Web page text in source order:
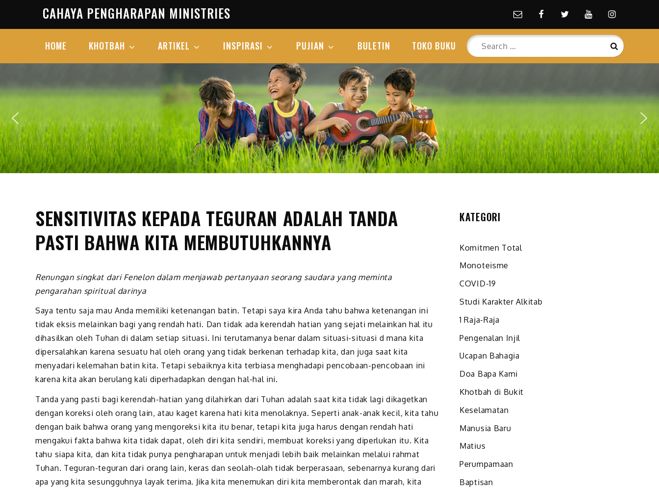
content
CAHAYA PENGHARAPAN MINISTRIES Email facebookTwitterYoutubeInstagram
HOME KHOTBAH ARTIKEL INSPIRASI PUJIAN BULETIN TOKO BUKU
Search
for:
Search
SENSITIVITAS KEPADA TEGURAN ADALAH TANDA
PASTI BAHWA KITA MEMBUTUHKANNYA
Renungan singkat dari Fenelon dalam menjawab pertanyaan seorang saudara yang meminta
pengarahan spiritual darinya
Saya tentu saja mau Anda memiliki ketenangan batin. Tetapi saya kira Anda tahu bahwa ketenangan ini
tidak eksis melainkan bagi yang rendah hati. Dan tidak ada kerendah hatian yang sejati melainkan hal itu
dihasilkan oleh Tuhan di dalam setiap situasi. Ini terutamanya benar dalam situasi-situasi d mana kita
dipersalahkan karena sesuatu hal oleh orang yang tidak berkenan terhadap kita, dan juga saat kita
menyadari kelemahan batin kita. Tetapi sebaiknya kita terbiasa menghadapi pencobaan-pencobaan ini
karena kita akan berulang kali diperhadapkan dengan hal-hal ini.
Tanda yang pasti bagi kerendah-hatian yang dilahirkan dari Tuhan adalah saat kita tidak lagi dikagetkan
dengan koreksi oleh orang lain, atau kaget karena hati kita menolaknya. Seperti anak-anak kecil, kita tahu
dengan baik bahwa orang yang mengoreksi kita itu benar, tetapi kita juga harus dengan rendah hati
mengakui fakta bahwa kita tidak dapat, oleh diri kita sendiri, membuat koreksi yang diperlukan itu. Kita
tahu siapa kita, dan kita tidak punya pengharapan untuk menjadi lebih baik melainkan melalui rahmat
Tuhan. Teguran-teguran dari orang lain, keras dan seolah-olah tidak berperasaan, sebenarnya kurang dari
apa yang kita sesungguhnya layak terima. Jika kita menemukan diri kita memberontak dan marah, kita
KATEGORI
Komitmen Total
Monoteisme
COVID-19
Studi Karakter Alkitab
1 Raja-Raja
Pengenalan Injil
Ucapan Bahagia
Doa Bapa Kami
Khotbah di Bukit
Keselamatan
Manusia Baru
Matius
Perumpamaan
Baptisan